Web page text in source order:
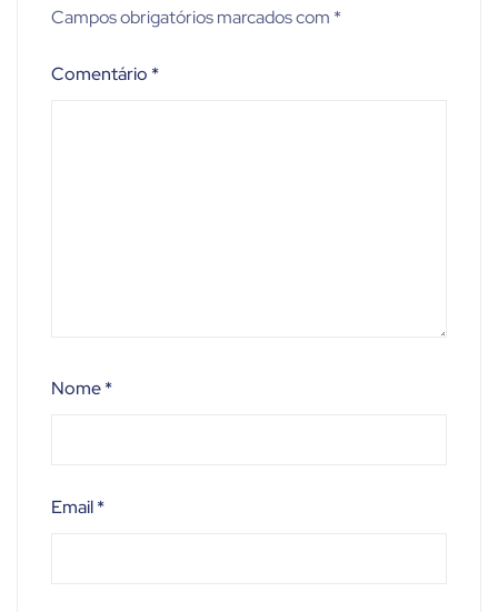
Campos obrigatórios marcados com *
Comentário *
Nome*
Email*